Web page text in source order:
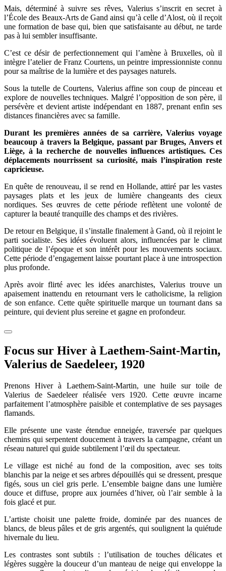
Mais, déterminé à suivre ses rêves, Valerius s’inscrit en secret à
l’École des Beaux-Arts de Gand ainsi qu’à celle d’Alost, où il reçoit
une formation de base qui, bien que satisfaisante au début, ne tarde
pas à lui sembler insuffisante.
C’est ce désir de perfectionnement qui l’amène à Bruxelles, où il
intègre l’atelier de Franz Courtens, un peintre impressionniste connu
pour sa maîtrise de la lumière et des paysages naturels.
Sous la tutelle de Courtens, Valerius affine son coup de pinceau et
explore de nouvelles techniques. Malgré l’opposition de son père, il
persévère et devient artiste indépendant en 1887, prenant enfin ses
distances financières avec sa famille.
Durant les premières années de sa carrière, Valerius voyage
beaucoup à travers la Belgique, passant par Bruges, Anvers et
Liège, à la recherche de nouvelles influences artistiques. Ces
déplacements nourrissent sa curiosité, mais l’inspiration reste
capricieuse.
En quête de renouveau, il se rend en Hollande, attiré par les vastes
paysages plats et les jeux de lumière changeants des cieux
nordiques. Ses œuvres de cette période reflètent une volonté de
capturer la beauté tranquille des champs et des rivières.
De retour en Belgique, il s’installe finalement à Gand, où il rejoint le
parti socialiste. Ses idées évoluent alors, influencées par le climat
politique de l’époque et son intérêt pour les mouvements sociaux.
Cette période d’engagement laisse pourtant place à une introspection
plus profonde.
Après avoir flirté avec les idées anarchistes, Valerius trouve un
apaisement inattendu en retournant vers le catholicisme, la religion
de son enfance. Cette quête spirituelle marque un tournant dans sa
peinture, qui devient plus sereine et gagne en profondeur.
Focus sur Hiver à Laethem-Saint-Martin,
Valerius de Saedeleer, 1920
Prenons Hiver à Laethem-Saint-Martin, une huile sur toile de
Valerius de Saedeleer réalisée vers 1920. Cette œuvre incarne
parfaitement l’atmosphère paisible et contemplative de ses paysages
flamands.
Elle présente une vaste étendue enneigée, traversée par quelques
chemins qui serpentent doucement à travers la campagne, créant un
réseau naturel qui guide subtilement l’œil du spectateur.
Le village est niché au fond de la composition, avec ses toits
blanchis par la neige et ses arbres dépouillés qui se dressent, presque
figés, sous un ciel gris perle. L’ensemble baigne dans une lumière
douce et diffuse, propre aux journées d’hiver, où l’air semble à la
fois glacé et pur.
L’artiste choisit une palette froide, dominée par des nuances de
blancs, de bleus pâles et de gris argentés, qui soulignent la quiétude
hivernale du lieu.
Les contrastes sont subtils : l’utilisation de touches délicates et
légères suggère la douceur d’un manteau de neige qui enveloppe la